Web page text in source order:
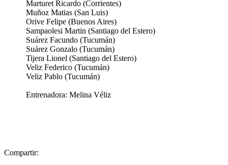
Marturet Ricardo (Corrientes)
Muñoz Matias (San Luis)
Orive Felipe (Buenos Aires)
Sampaolesi Martin (Santiago del Estero)
Suárez Facundo (Tucumán)
Suárez Gonzalo (Tucumán)
Tijera Lionel (Santiago del Estero)
Veliz Federico (Tucumán)
Veliz Pablo (Tucumán)
Entrenadora: Melina Véliz
Compartir: